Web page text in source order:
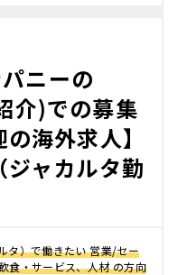
ニーの
介)での募集
海外求人】
ャカルタ勤
タ）で働きたい 営業/セー
食・サービス、人材 の方向